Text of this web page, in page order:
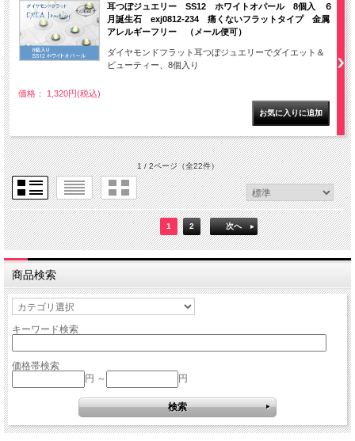
耳つぼジュエリー SS12 ホワイトオパール 8個入 ６
月誕生石 exj0812-234 痛くないフラットタイプ 金属
アレルギーフリー （メール便可）
ダイヤモンドフラット耳つぼジュエリーでダイエット＆
ビューティー、8個入り
価格： 1,320円(税込)
1 / 2ページ（全22件）
1 2 次へ
商品検索
キーワード検索
価格帯検索
円 ～
円